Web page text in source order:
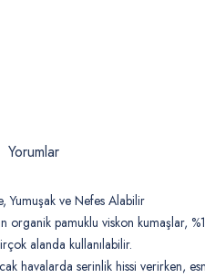
Yorumlar
Yumuşak ve Nefes Alabilir
organik pamuklu viskon kumaşlar,
alanda kullanılabilir.
havalarda serinlik hissi verirken,